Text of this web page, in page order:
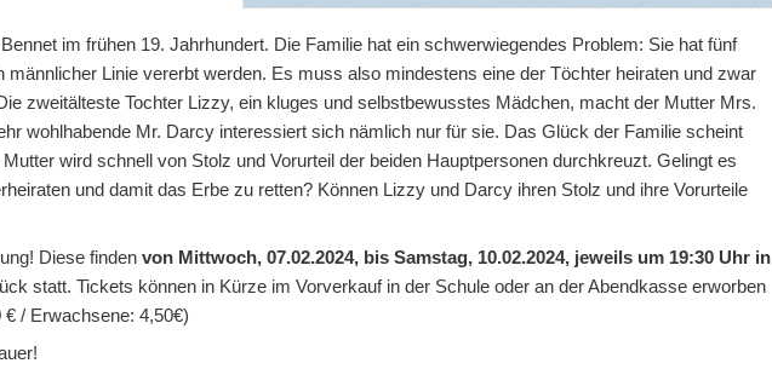
im frühen 19. Jahrhundert. Die Familie hat ein schwerwiegendes Problem: Sie hat fünf
männlicher Linie vererbt werden. Es muss also mindestens eine der Töchter heiraten und zwar
zweitälteste Tochter Lizzy, ein kluges und selbstbewusstes Mädchen, macht der Mutter Mrs.
wohlhabende Mr. Darcy interessiert sich nämlich nur für sie. Das Glück der Familie scheint
wird schnell von Stolz und Vorurteil der beiden Hauptpersonen durchkreuzt. Gelingt es
und damit das Erbe zu retten? Können Lizzy und Darcy ihren Stolz und ihre Vorurteile
Diese findenvon Mittwoch, 07.02.2024, bis Samstag, 10.02.2024, jeweils um 19:30 Uhr in
statt. Tickets können in Kürze im Vorverkauf in der Schule oder an der Abendkasse erworben
/ Erwachsene: 4,50€)